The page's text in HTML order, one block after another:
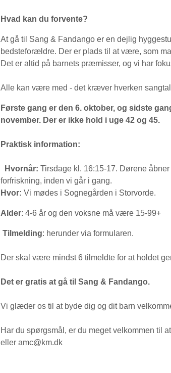
Hvad kan du forvente?
At gå til Sang & Fandango er en dejlig
bedsteforældre. Der er plads til at være, som
Det er altid på barnets præmisser, og vi har
Alle kan være med - det kræver hverken
Første gang er den 6. oktober, og sidste
november. Der er ikke hold i uge 42 og 45.
Praktisk information:
️ Hvornår: Tirsdage kl. 16:15-17. Dørene
forfriskning, inden vi går i gang.
Hvor: Vi mødes i Sognegården i Storvorde.
Alder: 4-6 år og den voksne må være 15-99+
Tilmelding: herunder via formularen.
Der skal være mindst 6 tilmeldte for at holdet
Det er gratis at gå til Sang & Fandango.
Vi glæder os til at byde dig og dit barn
Har du spørgsmål, er du meget velkommen til
eller amc@km.dk